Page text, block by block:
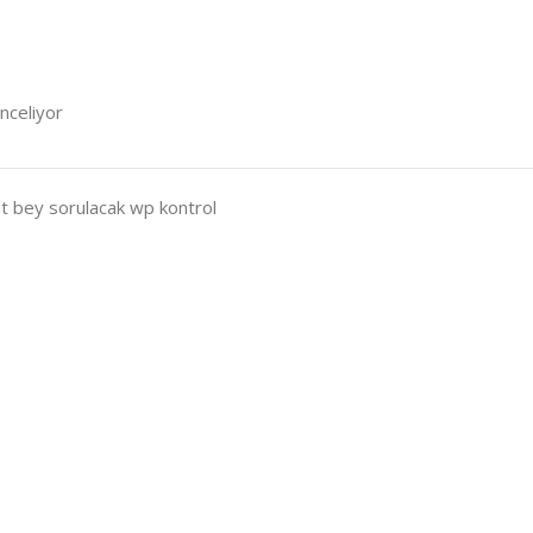
bey sorulacak wp kontrol